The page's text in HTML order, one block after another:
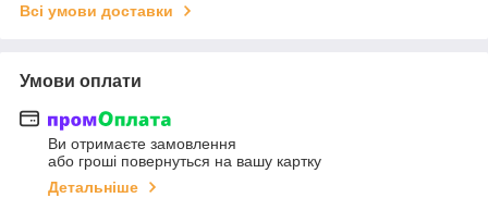
Всі умови доставки
Умови оплати
Ви отримаєте замовлення
або гроші повернуться на вашу картку
Детальніше